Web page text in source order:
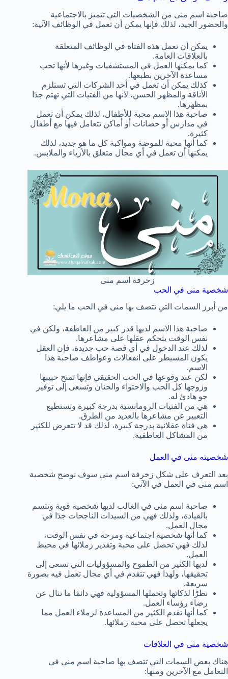
صاحبة اسم منى من الشخصيات التي تتميز بالاجتماعية
والحضور الجيد، لذلك فإنها يمكن أن تعمل في الوظائف الآتية:
يمكن أن تعمل هذه الفتاة في الوظائف المتعلقة
بالعلاقات العامة.
كما يمكنها العمل في المستشفيات وغيرها لأنها تحب
مساعدة الآخرين بطبعها.
كذلك يمكن أن تعمل في أحد الشركات التي تستلزم
الأناقة والمظهر الحسن، لأنها من الفتيات التي تهتم جدًا
بمظهرها.
صاحبة هذا الاسم محبة للأطفال، لذلك يمكن أن تعمل
في مدارس أو حضانات أو أماكن تتعامل فيها مع أطفال
كثيرة.
كما أنها محبة للموضة ومواكبة كل ما هو جديد، لذلك
يمكنها أن تعمل في أي مجال متعلق بالأزياء والملابس.
شخصية منى في الحب
من أبرز السمات التي تتصف بها منى في الحب ما يلي:
صاحبة هذا الاسم لديها قدر كبير من العاطفة، ولكن في
نفس الوقت يتحكم عقلها على مشاعرها.
لذلك عند الدخول في أي قصة حب جديدة، فإن العقل
يكون المسيطر على انفعالات وعواطف صاحبة هذا
الاسم.
لكن عند وقوعها في الحب الحقيقي فإنها تمنح حبيبها
وزوجها كل الحب والاحتواء والحنان وتسعى إلى توفير
جو هادئ له.
هي من الفتيات الرومانسية بدرجة كبيرة وتستطيع
التعبير عن مشاعرها بالعديد من الطرق.
هي فتاة عقلانية بدرجة كبيرة، لذلك قد لا تتعرض للكثير
من المشاكل العاطفية.
شخصيته منى في العمل
بعد التعرف على شكل ‎زخرفة اسم منى سوف نوضح شخصية
اسم منى في العمل في الآتي:
صاحبة اسم منى في الغالب لديها شخصية قوية وتتسم
بالقيادة، ولذلك فهي من السيدات الناجحات جدًا في
مجال العمل.
كما أنها شخصية اجتماعية ومرحة في نفس الوقت،
لذلك فهي تحصل على محبة وتقدير زملائها في محيط
العمل.
لديها الكثير من الطموح والمسؤوليات التي تسعى إلى
تحقيقها، ولهذا فهي تتقدم في أي مجال تعمل فيه بصورة
سريعة.
نظرًا لذكائها وتحملها المسؤولية فهي دائمًا ما تنال عن
رضاء رؤساء العمل.
كما أنها تقدم الكثير من المساعدة لزملاء العمل مما
يجعلها تحصل على محبة زملائها.
شخصية منى في العلاقات
هناك بعض السمات التي تتصف بها صاحبة اسم منى في
التعامل مع الآخرين ومنها: